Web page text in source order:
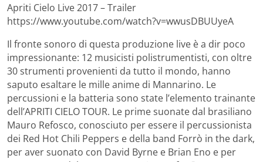
Apriti Cielo Live 2017 – Trailer
https://www.youtube.com/watch?v=wwusDBUUyeA
Il fronte sonoro di questa produzione live è a dir poco
impressionante: 12 musicisti polistrumentisti, con oltre
30 strumenti provenienti da tutto il mondo, hanno
saputo esaltare le mille anime di Mannarino. Le
percussioni e la batteria sono state l’elemento trainante
dell’APRITI CIELO TOUR. Le prime suonate dal brasiliano
Mauro Refosco, conosciuto per essere il percussionista
dei Red Hot Chili Peppers e della band Forrò in the dark,
per aver suonato con David Byrne e Brian Eno e per